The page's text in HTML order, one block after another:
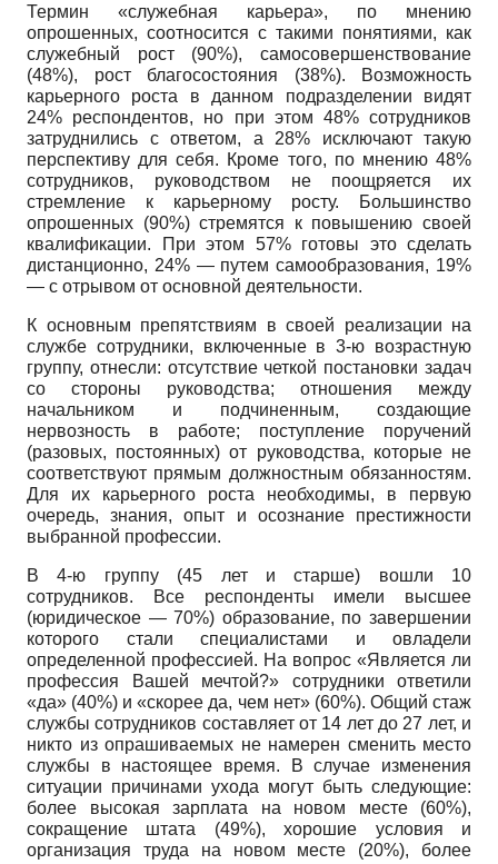
Термин «служебная карьера», по мнению
опрошенных, соотносится с такими понятиями, как
служебный рост (90%), самосовершенствование
(48%), рост благосостояния (38%). Возможность
карьерного роста в данном подразделении видят
24% респондентов, но при этом 48% сотрудников
затруднились с ответом, а 28% исключают такую
перспективу для себя. Кроме того, по мнению 48%
сотрудников, руководством не поощряется их
стремление к карьерному росту. Большинство
опрошенных (90%) стремятся к повышению своей
квалификации. При этом 57% готовы это сделать
дистанционно, 24% — путем самообразования, 19%
— с отрывом от основной деятельности.
К основным препятствиям в своей реализации на
службе сотрудники, включенные в 3-ю возрастную
группу, отнесли: отсутствие четкой постановки задач
со стороны руководства; отношения между
начальником и подчиненным, создающие
нервозность в работе; поступление поручений
(разовых, постоянных) от руководства, которые не
соответствуют прямым должностным обязанностям.
Для их карьерного роста необходимы, в первую
очередь, знания, опыт и осознание престижности
выбранной профессии.
В 4-ю группу (45 лет и старше) вошли 10
сотрудников. Все респонденты имели высшее
(юридическое — 70%) образование, по завершении
которого стали специалистами и овладели
определенной профессией. На вопрос «Является ли
профессия Вашей мечтой?» сотрудники ответили
«да» (40%) и «скорее да, чем нет» (60%). Общий стаж
службы сотрудников составляет от 14 лет до 27 лет, и
никто из опрашиваемых не намерен сменить место
службы в настоящее время. В случае изменения
ситуации причинами ухода могут быть следующие:
более высокая зарплата на новом месте (60%),
сокращение штата (49%), хорошие условия и
организация труда на новом месте (20%), более